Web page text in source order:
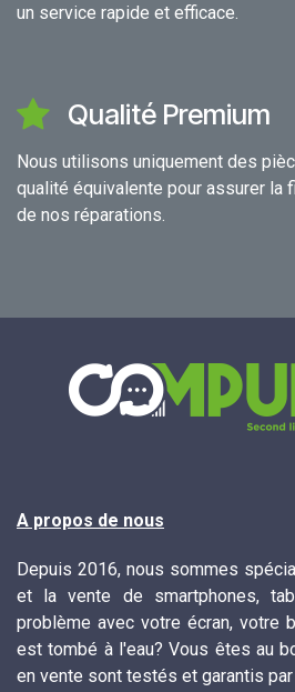
un service rapide et efficace.
Qualité Premium
Nous utilisons uniquement des
qualité équivalente pour assurer la
de nos réparations.
A propos de nous
Depuis 2016, nous sommes
et la vente de smartphones,
problème avec votre écran, votre
est tombé à l'eau? Vous êtes au
en vente sont testés et garantis